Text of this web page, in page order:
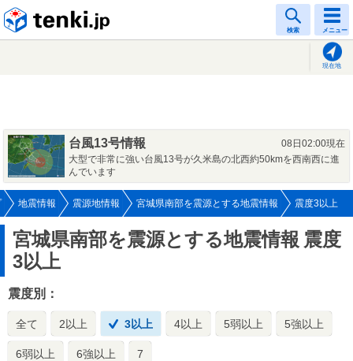
検索 メニュー
現在地
台風13号情報
08日02:00現在
大型で非常に強い台風13号が久米島の北西約50kmを西南西に進
んでいます
地震情報 震源地情報 宮城県南部を震源とする地震情報 震度3以上
宮城県南部を震源とする地震情報 震度
3以上
震度別：
全て 2以上 3以上 4以上 5弱以上 5強以上
6弱以上 6強以上 7